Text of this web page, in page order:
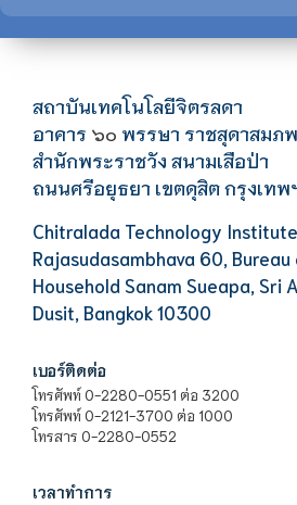
สถาบันเทคโนโลยีจิตรลดา
อาคาร ๖๐ พรรษา ราชสุดาสมภพ
สำนักพระราชวัง สนามเสือป่า
ถนนศรีอยุธยา เขตดุสิต กรุงเทพ
Chitralada Technology Institute
Rajasudasambhava 60,
Household Sanam Sueapa, Sri
Dusit, Bangkok 10300
เบอร์ติดต่อ
โทรศัพท์ 0-2280-0551 ต่อ 3200
โทรศัพท์ 0-2121-3700 ต่อ 1000
โทรสาร 0-2280-0552
เวลาทำการ